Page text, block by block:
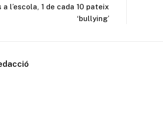
l’escola, 1 de cada 10 pateix
‘bullying’